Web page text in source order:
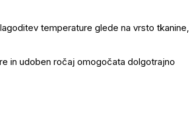
temperature glede na vrsto tkanine,
in udoben ročaj omogočata dolgotrajno